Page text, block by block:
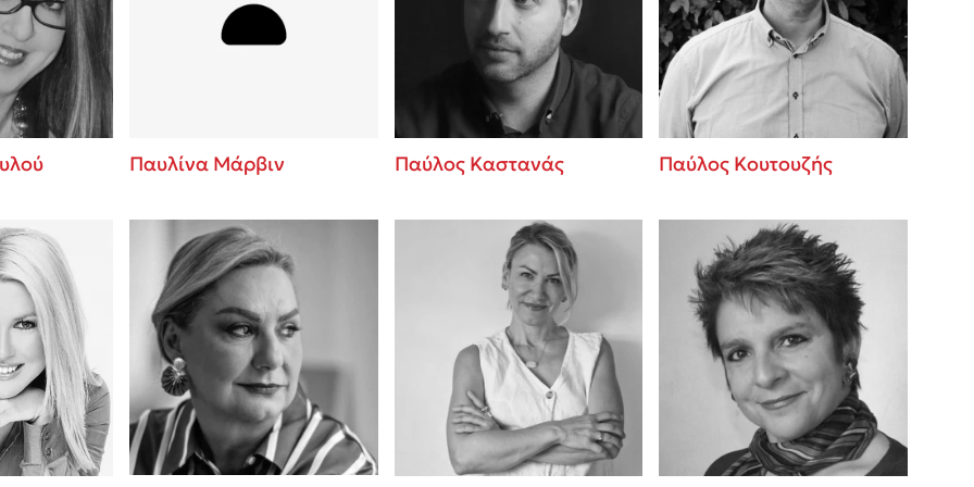
Baccalario
Εύκολη συνταγή για chicken BBQ pizza
3 βιβλία που μπορείς να διαβάσεις σε
Διακοπές με τα παιδιά: Η ανάγκη μας για
παύση σε μετωπική σύγκρουση με τη
Πάνω, κάτω, μπροστά, πίσω; Κάνε το
τεστ και ανακάλυψε την τάση σου!
Παυλίνα Μάρβιν Παύλος Καστανάς Παύλος Κουτουζής